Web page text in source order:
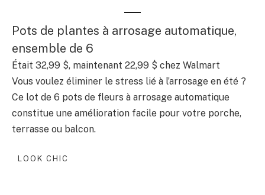
Pots de plantes à arrosage automatique,
ensemble de 6
Était 32,99 $, maintenant 22,99 $ chez Walmart
Vous voulez éliminer le stress lié à l’arrosage en été ?
Ce lot de 6 pots de fleurs à arrosage automatique
constitue une amélioration facile pour votre porche,
terrasse ou balcon.
LOOK CHIC